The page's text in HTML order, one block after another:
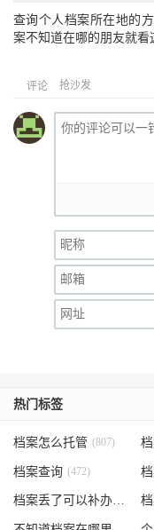
查询个人档案所在地的
案不知道在哪的朋友就看
评论 抢沙发
热门标签
档案怎么托管 (807)
档案查询 (472)
档案丢了可以补办吗 (371)